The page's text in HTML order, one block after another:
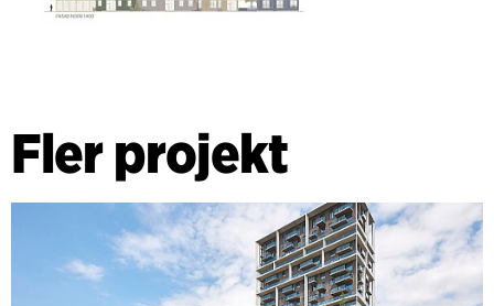
Fler projekt